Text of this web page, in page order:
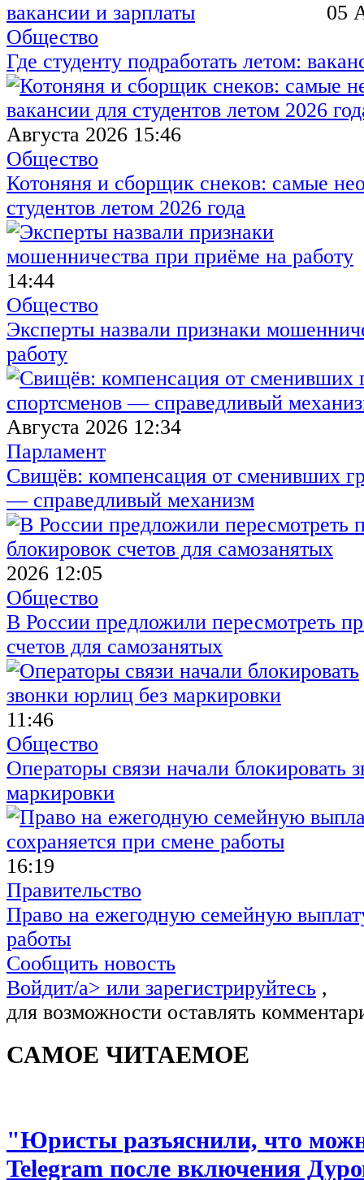
05
Общество
Где студенту подработать летом:
Августа 2026 15:46
Общество
Котоняня и сборщик снеков: самые
студентов летом 2026 года
14:44
Общество
Эксперты назвали признаки
работу
Августа 2026 12:34
Парламент
Свищёв: компенсация от сменивших
— справедливый механизм
2026 12:05
Общество
В России предложили пересмотреть
счетов для самозанятых
11:46
Общество
Операторы связи начали блокировать
маркировки
16:19
Правительство
Право на ежегодную семейную
работы
Сообщить новость
Войдит/a> или зарегистрируйтесь ,
для возможности оставлять
САМОЕ ЧИТАЕМОЕ
"Юристы разъяснили, что
Telegram после включения